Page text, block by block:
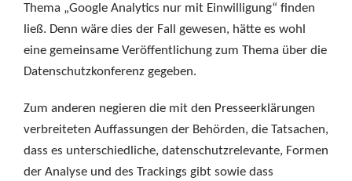
Thema „Google Analytics nur mit Einwilligung“ finden
ließ. Denn wäre dies der Fall gewesen, hätte es wohl
eine gemeinsame Veröffentlichung zum Thema über die
Datenschutzkonferenz gegeben.
Zum anderen negieren die mit den Presseerklärungen
verbreiteten Auffassungen der Behörden, die Tatsachen,
dass es unterschiedliche, datenschutzrelevante, Formen
der Analyse und des Trackings gibt sowie dass